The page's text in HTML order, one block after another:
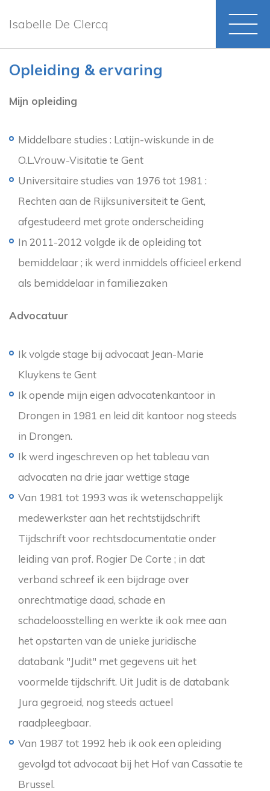
Isabelle De Clercq
Opleiding & ervaring
Mijn opleiding
Middelbare studies : Latijn-wiskunde in de
O.L.Vrouw-Visitatie te Gent
Universitaire studies van 1976 tot 1981 :
Rechten aan de Rijksuniversiteit te Gent,
afgestudeerd met grote onderscheiding
In 2011-2012 volgde ik de opleiding tot
bemiddelaar ; ik werd inmiddels officieel erkend
als bemiddelaar in familiezaken
Advocatuur
Ik volgde stage bij advocaat Jean-Marie
Kluykens te Gent
Ik opende mijn eigen advocatenkantoor in
Drongen in 1981 en leid dit kantoor nog steeds
in Drongen.
Ik werd ingeschreven op het tableau van
advocaten na drie jaar wettige stage
Van 1981 tot 1993 was ik wetenschappelijk
medewerkster aan het rechtstijdschrift
Tijdschrift voor rechtsdocumentatie onder
leiding van prof. Rogier De Corte ; in dat
verband schreef ik een bijdrage over
onrechtmatige daad, schade en
schadeloosstelling en werkte ik ook mee aan
het opstarten van de unieke juridische
databank "Judit" met gegevens uit het
voormelde tijdschrift. Uit Judit is de databank
Jura gegroeid, nog steeds actueel
raadpleegbaar.
Van 1987 tot 1992 heb ik ook een opleiding
gevolgd tot advocaat bij het Hof van Cassatie te
Brussel.